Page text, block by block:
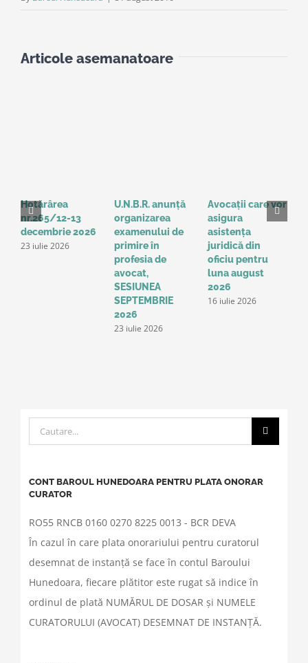
Articole asemanatoare
Hotărârea
nr.265/12-13
decembrie 2026
23 iulie 2026
U.N.B.R. anunță
organizarea
examenului de
primire în
profesia de
avocat,
SESIUNEA
SEPTEMBRIE
2026
23 iulie 2026
Avocații care vor
asigura
asistența
juridică din
oficiu pentru
luna august
2026
16 iulie 2026
Cautare...
CONT BAROUL HUNEDOARA PENTRU PLATA ONORAR
CURATOR
RO55 RNCB 0160 0270 8225 0013 - BCR DEVA
În cazul în care plata onorariului pentru curatorul
desemnat de instanță se face în contul Baroului
Hunedoara, fiecare plătitor este rugat să indice în
ordinul de plată NUMĂRUL DE DOSAR și NUMELE
CURATORULUI (AVOCAT) DESEMNAT DE INSTANȚĂ.